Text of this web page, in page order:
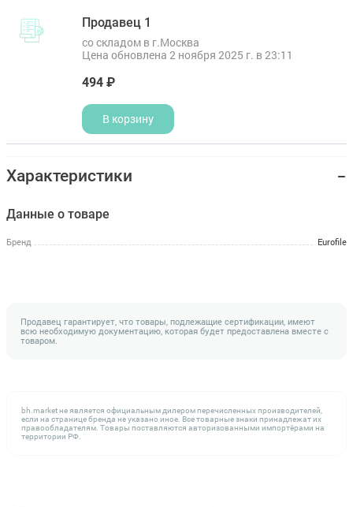
Продавец 1
со складом в г.Москва
Цена обновлена 2 ноября 2025 г. в 23:11
494 ₽
В корзину
Характеристики
Данные о товаре
Бренд Eurofile
Продавец гарантирует, что товары, подлежащие сертификации, имеют
всю необходимую документацию, которая будет предоставлена вместе с
товаром.
bh.market не является официальным дилером перечисленных производителей,
если на странице бренда не указано иное. Все товарные знаки принадлежат их
правообладателям. Товары поставляются авторизованными импортёрами на
территории РФ.